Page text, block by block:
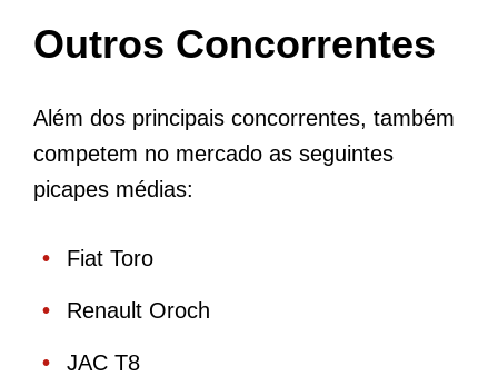
Outros Concorrentes
Além dos principais concorrentes, também
competem no mercado as seguintes
picapes médias:
Fiat Toro
Renault Oroch
JAC T8